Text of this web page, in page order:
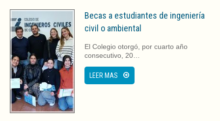
e
e
n
u
n
a
v
e
n
t
a
n
a
n
u
e
v
a
r
e
e
n
u
n
v
e
n
t
n
a
n
u
e
v
Becas a estudiantes de ingeniería
civil o ambiental
El Colegio otorgó, por cuarto año
consecutivo, 20…
LEER MAS